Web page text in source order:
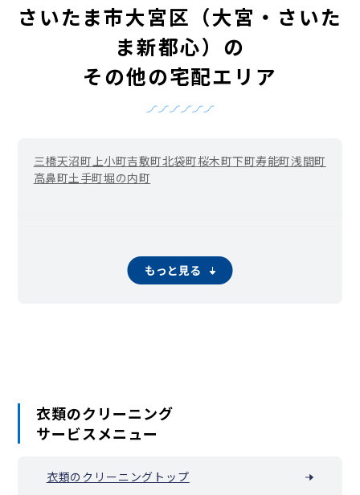
さいたま市大宮区（大宮・さいた
ま新都心）の
その他の宅配エリア
三橋天沼町上小町吉敷町北袋町桜木町下町寿能町浅間町
高鼻町土手町堀の内町
もっと見る
衣類のクリーニング
サービスメニュー
衣類のクリーニングトップ